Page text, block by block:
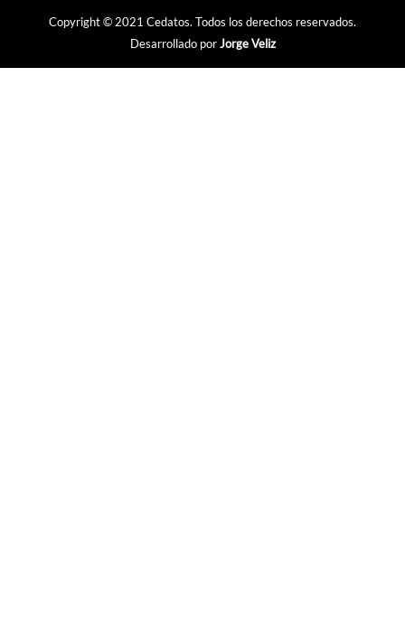
Copyright © 2021 Cedatos. Todos los derechos reservados.
Desarrollado porJorge Veliz